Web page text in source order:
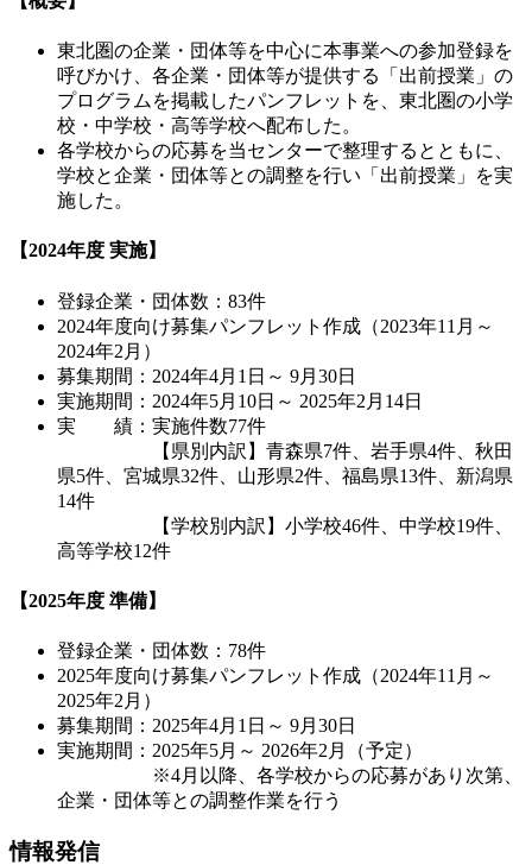
東北圏の企業・団体等を中心に本事業への参加登録を
呼びかけ、各企業・団体等が提供する「出前授業」の
プログラムを掲載したパンフレットを、東北圏の小学
校・中学校・高等学校へ配布した。
各学校からの応募を当センターで整理するとともに、
学校と企業・団体等との調整を行い「出前授業」を実
施した。
【2024年度 実施】
登録企業・団体数：83件
2024年度向け募集パンフレット作成（2023年11月～
2024年2月）
募集期間：2024年4月1日～ 9月30日
実施期間：2024年5月10日～ 2025年2月14日
実 績：実施件数77件
【県別内訳】青森県7件、岩手県4件、秋田
県5件、宮城県32件、山形県2件、福島県13件、新潟県
14件
【学校別内訳】小学校46件、中学校19件、
高等学校12件
【2025年度 準備】
登録企業・団体数：78件
2025年度向け募集パンフレット作成（2024年11月～
2025年2月）
募集期間：2025年4月1日～ 9月30日
実施期間：2025年5月～ 2026年2月（予定）
※4月以降、各学校からの応募があり次第、
企業・団体等との調整作業を行う
情報発信